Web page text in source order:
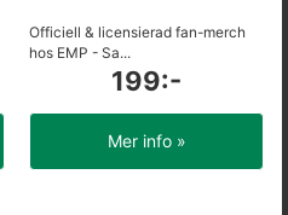
Officiell & licensierad fan-merch
hos EMP - Sa...
199:-
Mer info »